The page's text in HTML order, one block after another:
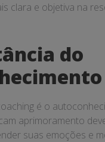
clara e objetiva na
do
é o
aprimoramento
suas emoções e